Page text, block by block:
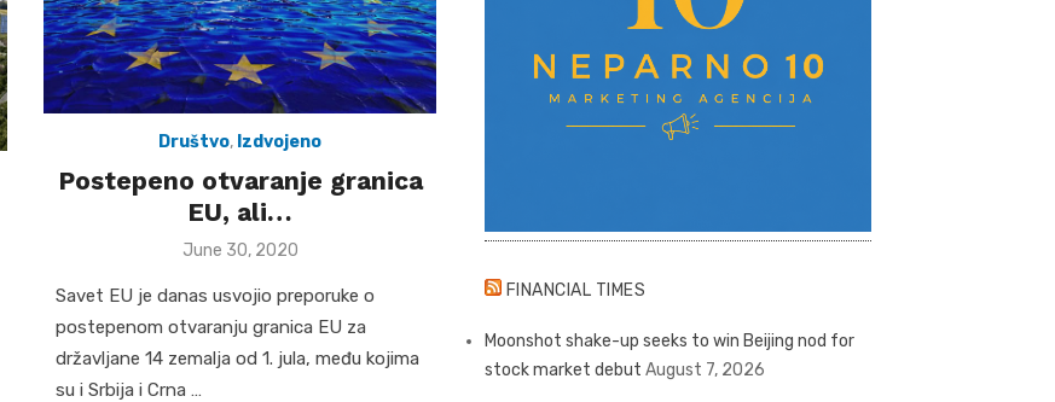
Društvo, Izdvojeno
Postepeno otvaranje granica
EU, ali…
Posted
June 30, 2020
Savet EU je danas usvojio preporuke o
postepenom otvaranju granica EU za
državljane 14 zemalja od 1. jula, među kojima
su i Srbija i Crna …
FINANCIAL TIMES
Moonshot shake-up seeks to win Beijing nod for
stock market debut August 7, 2026